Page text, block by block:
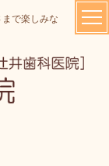
で楽しみな